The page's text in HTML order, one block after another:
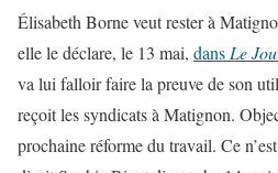
Élisabeth Borne veut rester à
elle le déclare, le 13 mai, dans Le
va lui falloir faire la preuve de son
reçoit les syndicats à Matignon.
prochaine réforme du travail. Ce